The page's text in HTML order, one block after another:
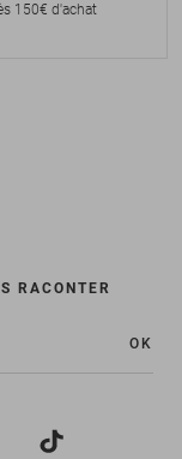
150€ d'achat
RACONTER
OK